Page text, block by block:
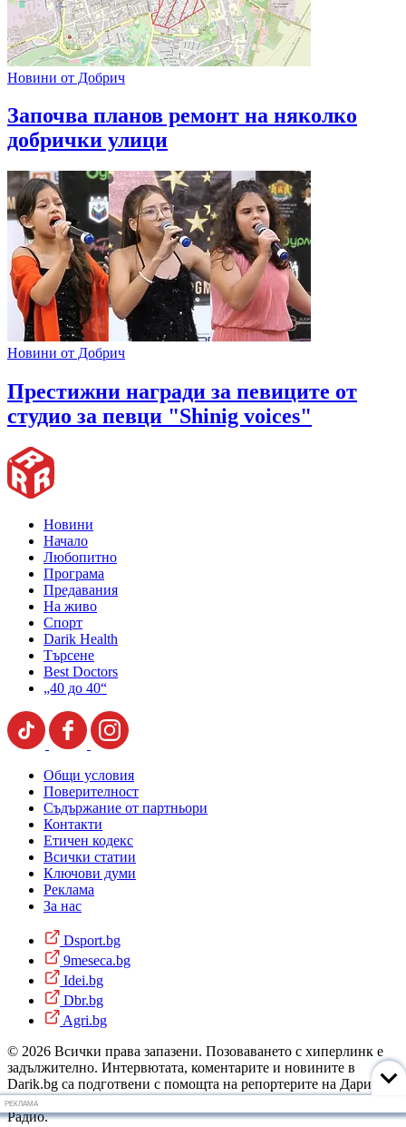
Новини от Добрич
Започва планов ремонт на няколко
добрички улици
Новини от Добрич
Престижни награди за певиците от
студио за певци "Shinig voices"
Новини
Начало
Любопитно
Програма
Предавания
На живо
Спорт
Darik Health
Търсене
Best Doctors
„40 до 40“
Общи условия
Поверителност
Съдържание от партньори
Контакти
Етичен кодекс
Всички статии
Ключови думи
Реклама
За нас
Dsport.bg
9meseca.bg
Idei.bg
Dbr.bg
Agri.bg
© 2026 Всички права запазени. Позоваването с хиперлинк е
задължително. Интервютата, коментарите и новините в
Darik.bg са подготвени с помощта на репортерите на Дарик
Радио и новинарските емисии на радиото. Снимки: Дарик
Радио.
РЕКЛАМА